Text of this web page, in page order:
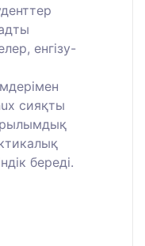
енгізу-
сияқты
береді.